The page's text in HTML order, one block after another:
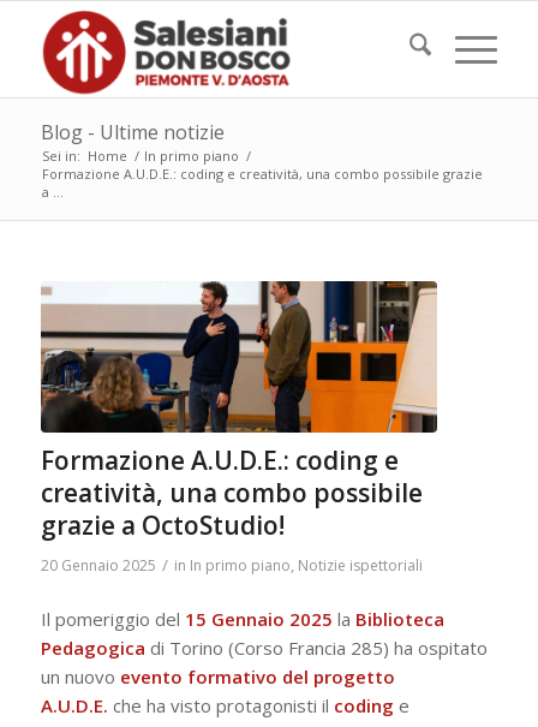
Blog - Ultime notizie
Sei in: Home / In primo piano /
Formazione A.U.D.E.: coding e creatività, una combo possibile grazie
a ...
Formazione A.U.D.E.: coding e
creatività, una combo possibile
grazie a OctoStudio!
20 Gennaio 2025 / in In primo piano, Notizie ispettoriali
Il pomeriggio del 15 Gennaio 2025 la Biblioteca
Pedagogica di Torino (Corso Francia 285) ha ospitato
un nuovo evento formativo del progetto
A.U.D.E. che ha visto protagonisti il coding e